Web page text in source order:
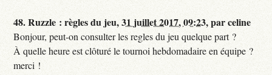
48.Ruzzle : règles du jeu,31 juillet 2017, 09:23,parceline
Bonjour, peut-on consulter les regles du jeu quelque part ?
À quelle heure est clôturé le tournoi hebdomadaire en équipe ?
merci !